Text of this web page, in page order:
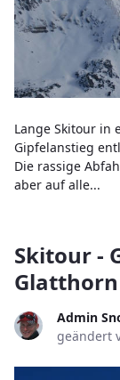
Lange Skitour in
Gipfelanstieg
Die rassige
aber auf alle...
Skitour -
Glatthorn
Admin
geändert